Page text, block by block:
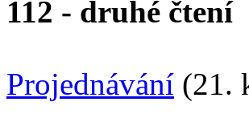
112 - druhé čtení
Projednávání (21.